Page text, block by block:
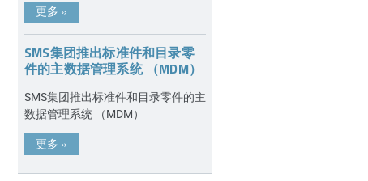
更多 »
SMS集团推出标准件和目录零
件的主数据管理系统 （MDM）
SMS集团推出标准件和目录零件的主
数据管理系统 （MDM）
更多 »